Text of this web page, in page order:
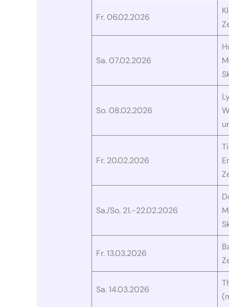
Fr. 06.02.2026
Sa. 07.02.2026
So. 08.02.2026
Fr. 20.02.2026
Sa./So. 21.-22.02.2026
Fr. 13.03.2026
Sa. 14.03.2026